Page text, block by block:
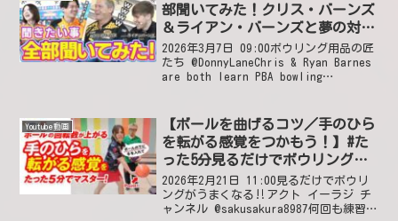
部聞いてみた！クリス・バーンズ
＆ライアン・バーンズと夢の対
談！【ボウリング】
2026年3月7日 09:00ボウリング用品の匠
たち @DonnyLaneChris & Ryan Barnes
are both learn PBA bowling
Youtube動画
【ボールを曲げるコツ／手のひら
を転がる感覚をつかもう！】#た
った5分見るだけでボウリングが
うまくなる #切り抜き #29
2026年2月21日 11:00見るだけでボウリ
ングがうまくなる‼アクト イーラジ チ
ャンネル @sakusakura8987何回も練習し